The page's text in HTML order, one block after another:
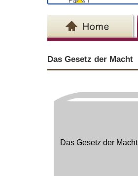
Das Gesetz der Macht
Das Gesetz der Macht